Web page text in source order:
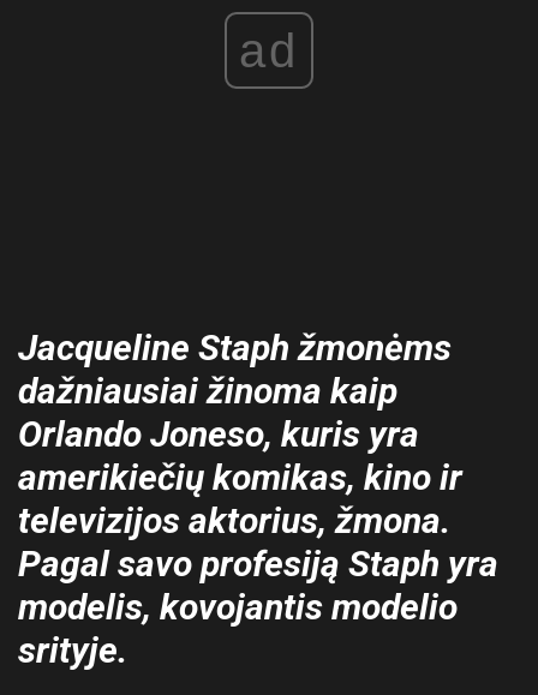
ad
Jacqueline Staph žmonėms
dažniausiai žinoma kaip
Orlando Joneso, kuris yra
amerikiečių komikas, kino ir
televizijos aktorius, žmona.
Pagal savo profesiją Staph yra
modelis, kovojantis modelio
srityje.